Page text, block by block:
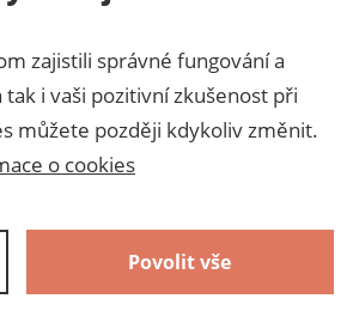
Parametry
Číslo produktu:
zajistili správné fungování a
i vaši pozitivní zkušenost při
můžete později kdykoliv změnit.
o cookies
Povolit vše